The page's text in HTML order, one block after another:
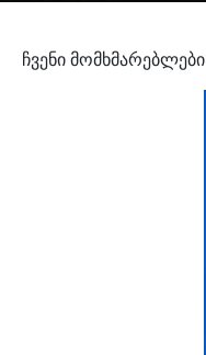
ჩვენი მომხმარებლები